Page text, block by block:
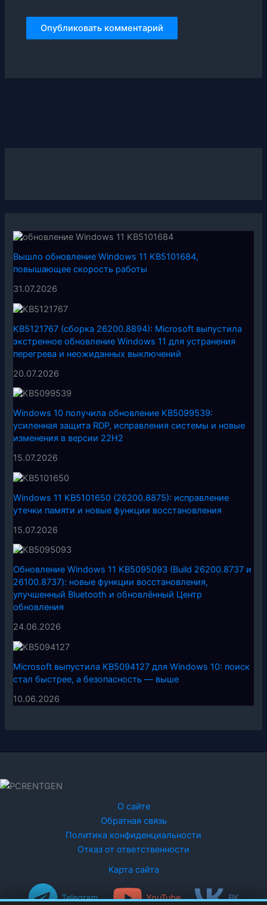
Вышло обновление Windows 11 KB5101684,
повышающее скорость работы
31.07.2026
KB5121767 (сборка 26200.8894): Microsoft выпустила
экстренное обновление Windows 11 для устранения
перегрева и неожиданных выключений
20.07.2026
Windows 10 получила обновление KB5099539:
усиленная защита RDP, исправления системы и новые
изменения в версии 22H2
15.07.2026
Windows 11 KB5101650 (26200.8875): исправление
утечки памяти и новые функции восстановления
15.07.2026
Обновление Windows 11 KB5095093 (Build 26200.8737 и
26100.8737): новые функции восстановления,
улучшенный Bluetooth и обновлённый Центр
обновления
24.06.2026
Microsoft выпустила KB5094127 для Windows 10: поиск
стал быстрее, а безопасность — выше
10.06.2026
О сайте
Обратная связь
Политика конфиденциальности
Отказ от ответственности
Карта сайта
Telegram YouTube ВК